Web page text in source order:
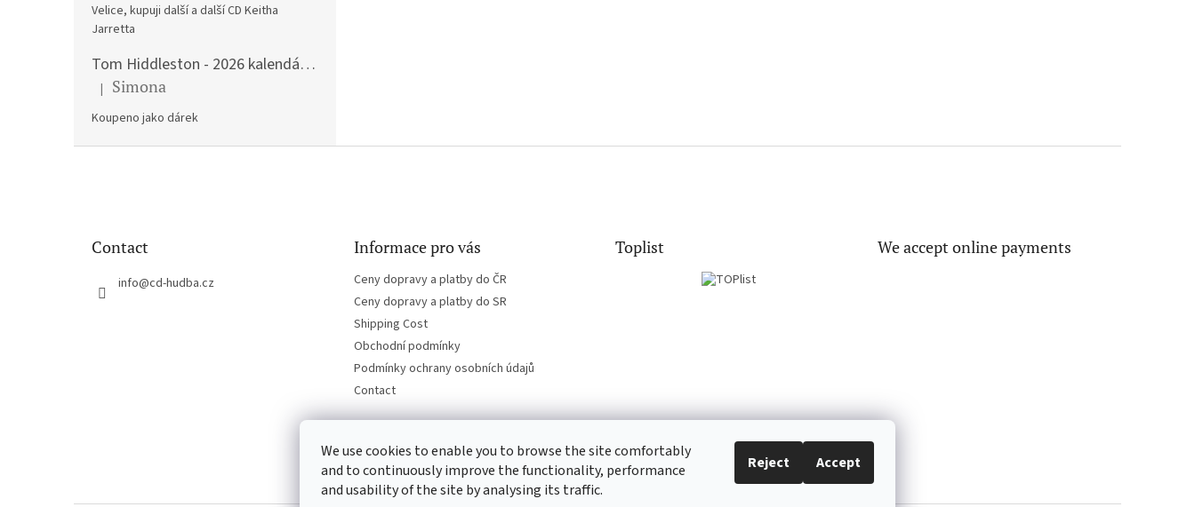
We use cookies to enable you to browse the site comfortably
and to continuously improve the functionality, performance
and usability of the site by analysing its traffic.
Reject Accept
Velice, kupuji další a další CD Keitha
Jarretta
Tom Hiddleston - 2026 kalendář A3
The product rating is 5 out of 5 stars.
| Simona
Koupeno jako dárek
Contact
info@cd-hudba.cz
Informace pro vás
Ceny dopravy a platby do ČR
Ceny dopravy a platby do SR
Shipping Cost
Obchodní podmínky
Podmínky ochrany osobních údajů
Contact
Toplist We accept online payments
EN-filmy.cz CD-Soundtrack.cz